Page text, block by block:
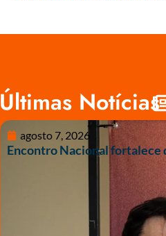
Últimas Notícias
agosto 7, 2026
Encontro Nacional fortalece